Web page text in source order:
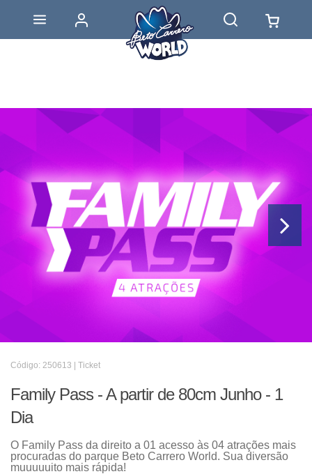
Código: 250613 | Ticket
Family Pass - A partir de 80cm Junho - 1
Dia
O Family Pass da direito a 01 acesso às 04 atrações mais
procuradas do parque Beto Carrero World. Sua diversão
muuuuuito mais rápida!